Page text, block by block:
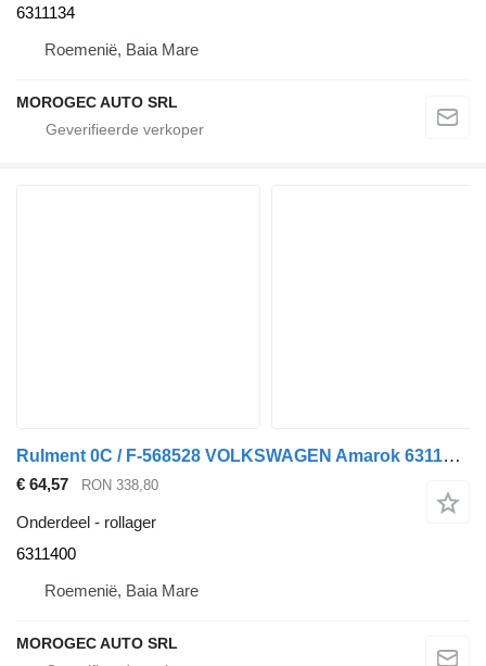
6311134
Roemenië, Baia Mare
MOROGEC AUTO SRL
Rulment 0C / F-568528 VOLKSWAGEN Amarok 6311400 rollager voor Volkswagen Amarok auto
€ 64,57 RON 338,80
Onderdeel - rollager
6311400
Roemenië, Baia Mare
MOROGEC AUTO SRL